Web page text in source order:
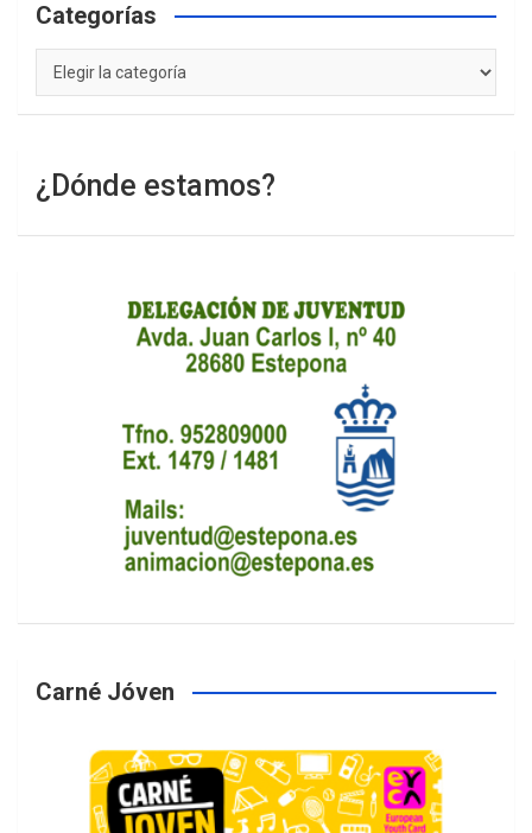
Categorías
Categorías
¿Dónde estamos?
Carné Jóven